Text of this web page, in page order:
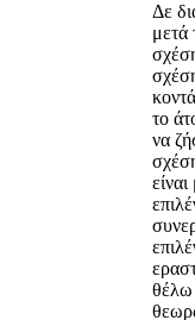
Δε
μετά
το
να
θέλω